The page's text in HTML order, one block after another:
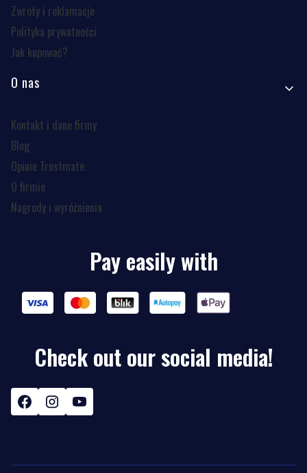
Zwroty i reklamacje
Polityka prywatności
Jak kupować?
O nas
Kontakt i dane firmy
Blog
Opinie Trustmate
O firmie
Nagrody i wyróżnienia
Pay easily with
Check out our social media!